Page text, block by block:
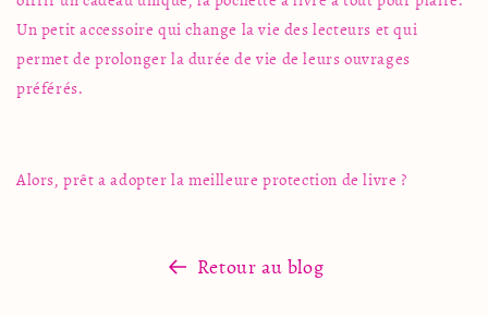
Un petitaccessoire qui change la vie des lecteurs et qui
permet de prolonger la durée de vie de leurs ouvrages
préférés.
Alors, prêt a adopter la meilleure protection de livre ?
Retour au blog